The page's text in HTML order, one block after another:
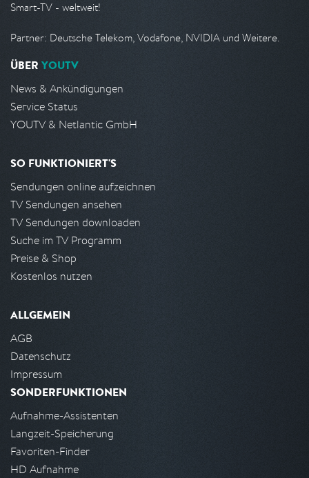
Smart-TV - weltweit!
Partner: Deutsche Telekom, Vodafone, NVIDIA und Weitere.
ÜBER YOUTV
News & Ankündigungen
Service Status
YOUTV & Netlantic GmbH
SO FUNKTIONIERT'S
Sendungen online aufzeichnen
TV Sendungen ansehen
TV Sendungen downloaden
Suche im TV Programm
Preise & Shop
Kostenlos nutzen
ALLGEMEIN
AGB
Datenschutz
Impressum
SONDERFUNKTIONEN
Aufnahme-Assistenten
Langzeit-Speicherung
Favoriten-Finder
HD Aufnahme